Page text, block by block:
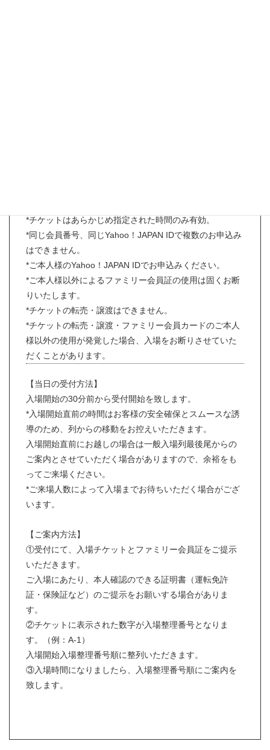
*チケットはあらかじめ指定された時間のみ有効。
*同じ会員番号、同じYahoo！JAPAN IDで複数のお申込み
はできません。
*ご本人様のYahoo！JAPAN IDでお申込みください。
*ご本人様以外によるファミリー会員証の使用は固くお断
りいたします。
*チケットの転売・譲渡はできません。
*チケットの転売・譲渡・ファミリー会員カードのご本人
様以外の使用が発覚した場合、入場をお断りさせていた
だくことがあります。
【当日の受付方法】
入場開始の30分前から受付開始を致します。
*入場開始直前の時間はお客様の安全確保とスムースな誘
導のため、列からの移動をお控えいただきます。
入場開始直前にお越しの場合は一般入場列最後尾からの
ご案内とさせていただく場合がありますので、余裕をも
ってご来場ください。
*ご来場人数によって入場までお待ちいただく場合がござ
います。
【ご案内方法】
①受付にて、入場チケットとファミリー会員証をご提示
いただきます。
ご入場にあたり、本人確認のできる証明書（運転免許
証・保険証など）のご提示をお願いする場合がありま
す。
②チケットに表示された数字が入場整理番号となりま
す。（例：A-1）
入場開始入場整理番号順に整列いただきます。
③入場時間になりましたら、入場整理番号順にご案内を
致します。